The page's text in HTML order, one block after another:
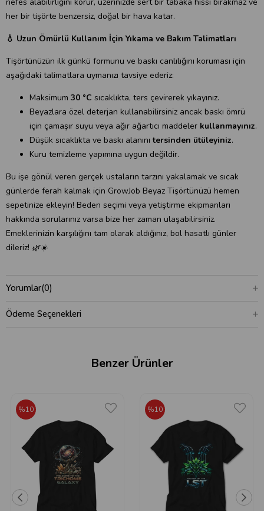
her bir tişörte benzersiz, doğal bir hava katar.
💧 Uzun Ömürlü Kullanım İçin Yıkama ve Bakım Talimatları
Tişörtünüzün ilk günkü formunu ve baskı canlılığını koruması için
aşağıdaki talimatlara uymanızı tavsiye ederiz:
Maksimum 30 °C sıcaklıkta, ters çevirerek yıkayınız.
Beyazlara özel deterjan kullanabilirsiniz ancak baskı ömrü
için çamaşır suyu veya ağır ağartıcı maddeler kullanmayınız.
Düşük sıcaklıkta ve baskı alanınıtersinden ütüleyiniz.
Kuru temizleme yapımına uygun değildir.
Bu işe gönül veren gerçek ustaların tarzını yakalamak ve sıcak
günlerde ferah kalmak için GrowJob Beyaz Tişörtünüzü hemen
sepetinize ekleyin! Beden seçimi veya yetiştirme ekipmanları
hakkında sorularınız varsa bize her zaman ulaşabilirsiniz.
Emeklerinizin karşılığını tam olarak aldığınız, bol hasatlı günler
dileriz! 🌿☀️
Yorumlar(0)
Ödeme Seçenekleri
Benzer Ürünler
%10 %10